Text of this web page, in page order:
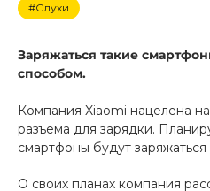
Сегодня
Добавляйте товары
в корзину
#Слухи
Заряжаться такие
способом.
Компания Xiaomi нацелена
разъема для зарядки.
смартфоны будут
О своих планах компания